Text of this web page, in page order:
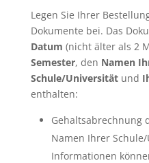
Legen Sie Ihrer
Dokumente bei. Das
Datum (nicht älter als 2
Semester, den Namen
Schule/Universitätund
enthalten:
Gehaltsabrechnung
Namen Ihrer
Informationen